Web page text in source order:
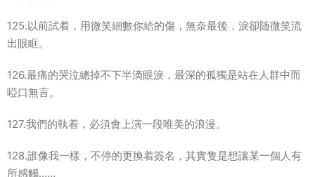
125.以前試着，用微笑細數你給的傷，無奈最後，淚卻随微笑流
出眼眶。
126.最痛的哭泣總掉不下半滴眼淚，最深的孤獨是站在人群中而
啞口無言。
127.我們的執着，必須會上演一段唯美的浪漫。
128.誰像我一樣，不停的更換着簽名，其實隻是想讓某一個人有
所感觸……